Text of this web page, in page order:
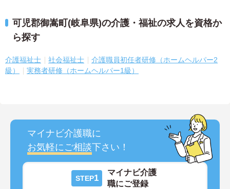
可児郡御嵩町(岐阜県)の介護・福祉の求人を資格か
ら探す
介護福祉士 社会福祉士
介護職員初任者研修（ホームヘルパー2
級）
実務者研修（ホームヘルパー1級）
マイナビ介護職に
お気軽にご相談下さい！
STEP1
マイナビ介護
職にご登録